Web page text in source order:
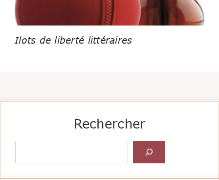
Ilots de liberté littéraires
Rechercher